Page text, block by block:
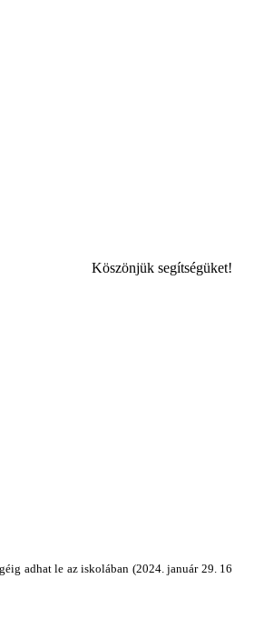
Köszönjük segítségüket!
adhat le az iskolában (2024. január 29. 16